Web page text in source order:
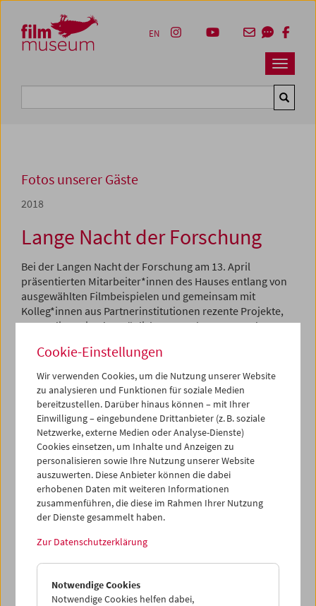
Zum Inhalt
Zum Hauptmenü
Zur Servicenavigation
Zum Suche
Navbar
EN
Fotos unserer Gäste
2018
Lange Nacht der Forschung
Bei der Langen Nacht der Forschung am 13. April
präsentierten Mitarbeiter*innen des Hauses entlang von
ausgewählten Filmbeispielen und gemeinsam mit
Kolleg*innen aus Partnerinstitutionen rezente Projekte,
um so die Breite der möglichen Forschungen rund um
Programm April 2018 - Lange Nacht der Forschung
Cookie-Einstellungen
Wir verwenden Cookies, um die Nutzung unserer Website
zu analysieren und Funktionen für soziale Medien
bereitzustellen. Darüber hinaus können – mit Ihrer
Einwilligung – eingebundene Drittanbieter (z. B. soziale
Netzwerke, externe Medien oder Analyse-Dienste)
Cookies einsetzen, um Inhalte und Anzeigen zu
personalisieren sowie Ihre Nutzung unserer Website
auszuwerten. Diese Anbieter können die dabei
erhobenen Daten mit weiteren Informationen
zusammenführen, die diese im Rahmen Ihrer Nutzung
der Dienste gesammelt haben.
Zur Datenschutzerklärung
Notwendige Cookies
Notwendige Cookies helfen dabei,